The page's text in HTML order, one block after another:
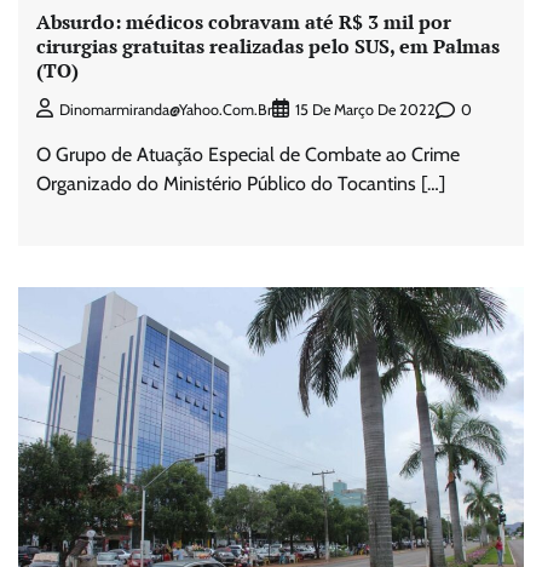
Absurdo: médicos cobravam até R$ 3 mil por
cirurgias gratuitas realizadas pelo SUS, em Palmas
(TO)
Dinomarmiranda@yahoo.com.br 15 De Março De 2022 0
O Grupo de Atuação Especial de Combate ao Crime
Organizado do Ministério Público do Tocantins […]